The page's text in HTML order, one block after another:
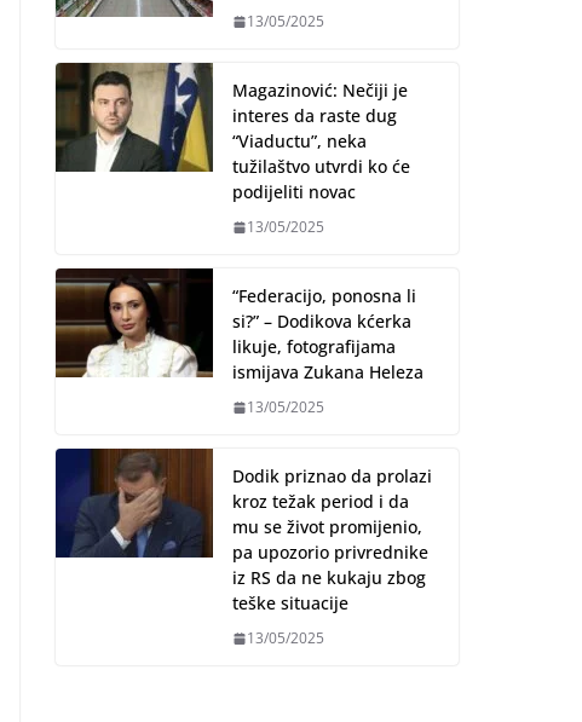
13/05/2025
Magazinović: Nečiji je
interes da raste dug
“Viaductu”, neka
tužilaštvo utvrdi ko će
podijeliti novac
13/05/2025
“Federacijo, ponosna li
si?” – Dodikova kćerka
likuje, fotografijama
ismijava Zukana Heleza
13/05/2025
Dodik priznao da prolazi
kroz težak period i da
mu se život promijenio,
pa upozorio privrednike
iz RS da ne kukaju zbog
teške situacije
13/05/2025